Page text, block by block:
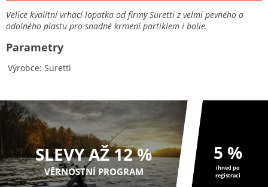
Velice kvalitní vrhací lopatka od firmy Suretti z velmi pevného a
odolného plastu pro snadné krmení partiklem i bolie.
Výrobce Suretti
Parametry
SLEVY AŽ 12 %
VĚRNOSTNÍ PROGRAM
5 %
ihned po
registraci